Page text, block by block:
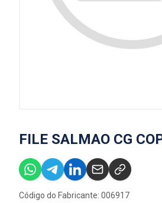
FILE SALMAO CG
Código do Fabricante: 006917